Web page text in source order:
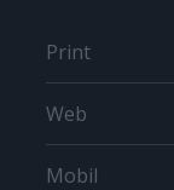
Print
Web
Mobil